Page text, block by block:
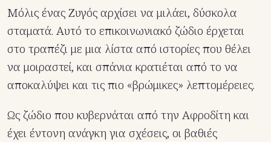
Μόλις ένας Ζυγός αρχίσει να μιλάει, δύσκολα
σταματά. Αυτό το επικοινωνιακό ζώδιο έρχεται
στο τραπέζι με μια λίστα από ιστορίες που θέλει
να μοιραστεί, και σπάνια κρατιέται από το να
αποκαλύψει και τις πιο «βρώμικες» λεπτομέρειες.
Ως ζώδιο που κυβερνάται από την Αφροδίτη και
έχει έντονη ανάγκη για σχέσεις, οι βαθιές